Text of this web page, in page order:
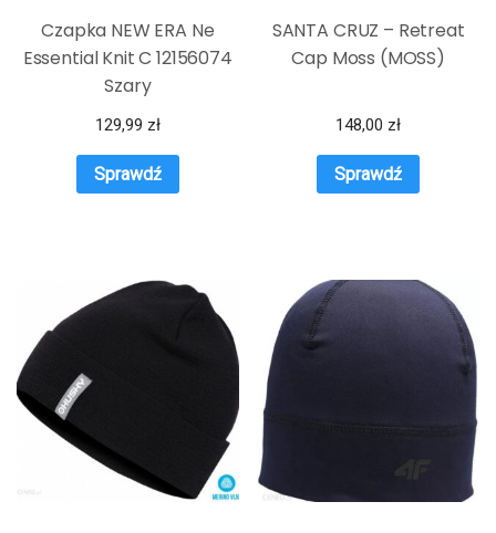
Czapka NEW ERA Ne
Essential Knit C 12156074
Szary
129,99 zł
Sprawdź
SANTA CRUZ – Retreat
Cap Moss (MOSS)
148,00 zł
Sprawdź